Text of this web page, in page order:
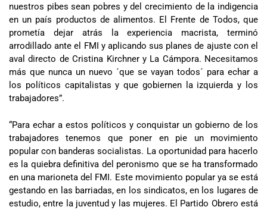
nuestros pibes sean pobres y del crecimiento de la indigencia
en un país productos de alimentos. El Frente de Todos, que
prometía dejar atrás la experiencia macrista, terminó
arrodillado ante el FMI y aplicando sus planes de ajuste con el
aval directo de Cristina Kirchner y La Cámpora. Necesitamos
más que nunca un nuevo ´que se vayan todos´ para echar a
los políticos capitalistas y que gobiernen la izquierda y los
trabajadores”.
“Para echar a estos políticos y conquistar un gobierno de los
trabajadores tenemos que poner en pie un movimiento
popular con banderas socialistas. La oportunidad para hacerlo
es la quiebra definitiva del peronismo que se ha transformado
en una marioneta del FMI. Este movimiento popular ya se está
gestando en las barriadas, en los sindicatos, en los lugares de
estudio, entre la juventud y las mujeres. El Partido Obrero está